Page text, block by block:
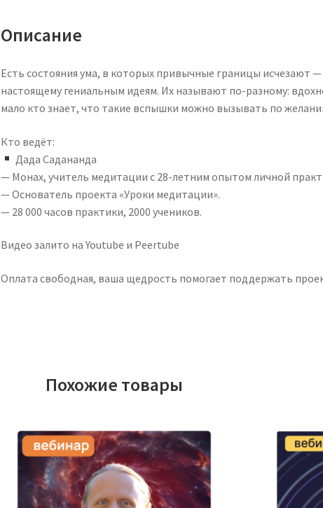
Описание
Есть состояния ума, в которых привычные границы исчезают —
настоящему гениальным идеям. Их называют по-разному:
мало кто знает, что такие вспышки можно вызывать по
Кто ведёт:
Дада Садананда
— Монах, учитель медитации с 28-летним опытом личной
— Основатель проекта «Уроки медитации».
— 28 000 часов практики, 2000 учеников.
Видео залито на Youtube и Peertube
Оплата свободная, ваша щедрость помогает поддержать
Похожие товары